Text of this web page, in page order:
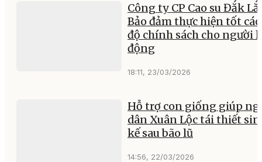
Công ty CP Cao su Đắk
Bảo đảm thực hiện tốt các
độ chính sách cho người
động
18:11, 23/03/2026
Hỗ trợ con giống giúp
dân Xuân Lộc tái thiết
kế sau bão lũ
14:56, 22/03/2026